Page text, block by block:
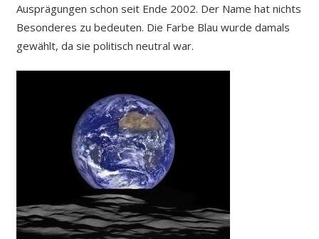
Ausprägungen schon seit Ende 2002. Der Name hat nichts
Besonderes zu bedeuten. Die Farbe Blau wurde damals
gewählt, da sie politisch neutral war.